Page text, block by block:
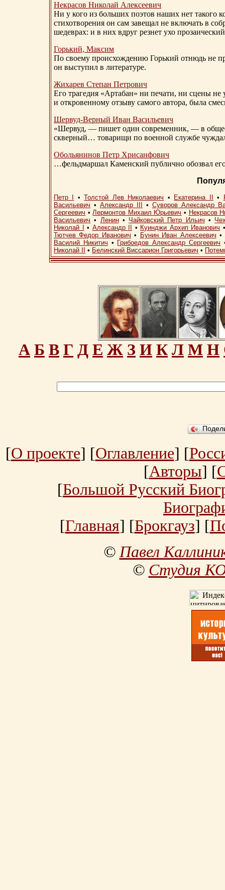
Некрасов Николай Алексеевич
Ни у кого из больших поэтов наших нет такого
стихотворения он сам завещал не включать в
шедеврах: и в них вдруг резнет ухо
Горький, Максим
По своему происхождению Горький отнюдь не
он выступил в литературе.
Жихарев Степан Петрович
Его трагедия «Артабан» ни печати, ни сцены
и откровенному отзыву самого автора, была
Шервуд-Верный Иван Васильевич
«Шервуд, — пишет один современник, — в
скверный… товарищи по военной службе
Обольянинов Петр Хрисанфович
…фельдмаршал Каменский публично обозвал
Петр I •Толстой Лев Николаевич • Екатерина II •
Васильевич • Александр III • Суворов Александр
Сергеевич •Лермонтов Михаил Юрьевич • Некрасов
Васильевич • Ленин• Чайковский Петр Ильич •
Николай I
• Александр II • Куинджи Архип Иванович
Тютчев Федор Иванович • Бунин Иван Алексеевич •
Василий Никитич • Грибоедов Александр Сергеевич
Николай II
• Белинский Виссарион Григорьевич •
А Б В Г Д Е Ж З И К Л М Н
[О проекте] [Оглавление] [
[Авторы] [
[Большой Русский
[Главная] [Брокгауз] [
©Павел
© Студия